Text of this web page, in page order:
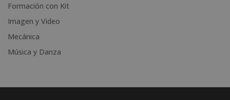
Formación con Kit
Imagen y Video
Mecánica
Música y Danza